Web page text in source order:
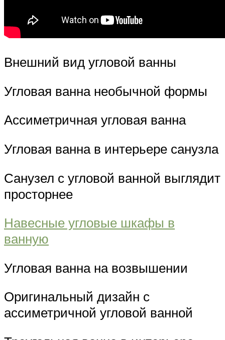
Внешний вид угловой ванны
Угловая ванна необычной формы
Ассиметричная угловая ванна
Угловая ванна в интерьере санузла
Санузел с угловой ванной выглядит
просторнее
Навесные угловые шкафы в
ванную
Угловая ванна на возвышении
Оригинальный дизайн с
ассиметричной угловой ванной